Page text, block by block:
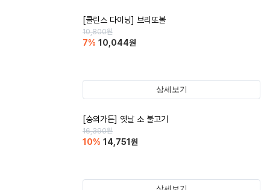
[콜린스 다이닝] 브리또볼
10,800원
7% 10,044원
상세보기
[숭의가든] 옛날 소 불고기
16,390원
10% 14,751 원